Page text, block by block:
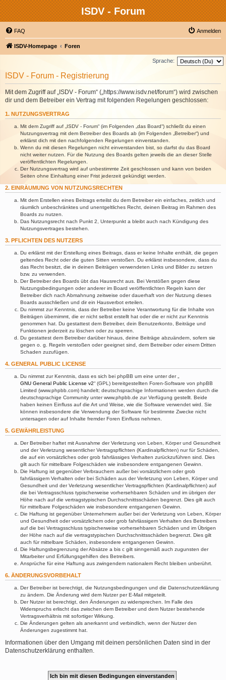
ISDV - Forum
FAQ Anmelden
ISDV-Homepage Foren
Sprache:
ISDV - Forum - Registrierung
Mit dem Zugriff auf „ISDV - Forum“ („https://www.isdv.net/forum“) wird zwischen
dir und dem Betreiber ein Vertrag mit folgenden Regelungen geschlossen:
1. NUTZUNGSVERTRAG
Mit dem Zugriff auf „ISDV - Forum“ (im Folgenden „das Board“) schließt du einen
Nutzungsvertrag mit dem Betreiber des Boards ab (im Folgenden „Betreiber“) und
erklärst dich mit den nachfolgenden Regelungen einverstanden.
Wenn du mit diesen Regelungen nicht einverstanden bist, so darfst du das Board
nicht weiter nutzen. Für die Nutzung des Boards gelten jeweils die an dieser Stelle
veröffentlichten Regelungen.
Der Nutzungsvertrag wird auf unbestimmte Zeit geschlossen und kann von beiden
Seiten ohne Einhaltung einer Frist jederzeit gekündigt werden.
2. EINRÄUMUNG VON NUTZUNGSRECHTEN
Mit dem Erstellen eines Beitrags erteilst du dem Betreiber ein einfaches, zeitlich und
räumlich unbeschränktes und unentgeltliches Recht, deinen Beitrag im Rahmen des
Boards zu nutzen.
Das Nutzungsrecht nach Punkt 2, Unterpunkt a bleibt auch nach Kündigung des
Nutzungsvertrages bestehen.
3. PFLICHTEN DES NUTZERS
Du erklärst mit der Erstellung eines Beitrags, dass er keine Inhalte enthält, die gegen
geltendes Recht oder die guten Sitten verstoßen. Du erklärst insbesondere, dass du
das Recht besitzt, die in deinen Beiträgen verwendeten Links und Bilder zu setzen
bzw. zu verwenden.
Der Betreiber des Boards übt das Hausrecht aus. Bei Verstößen gegen diese
Nutzungsbedingungen oder anderer im Board veröffentlichten Regeln kann der
Betreiber dich nach Abmahnung zeitweise oder dauerhaft von der Nutzung dieses
Boards ausschließen und dir ein Hausverbot erteilen.
Du nimmst zur Kenntnis, dass der Betreiber keine Verantwortung für die Inhalte von
Beiträgen übernimmt, die er nicht selbst erstellt hat oder die er nicht zur Kenntnis
genommen hat. Du gestattest dem Betreiber, dein Benutzerkonto, Beiträge und
Funktionen jederzeit zu löschen oder zu sperren.
Du gestattest dem Betreiber darüber hinaus, deine Beiträge abzuändern, sofern sie
gegen o. g. Regeln verstoßen oder geeignet sind, dem Betreiber oder einem Dritten
Schaden zuzufügen.
4. GENERAL PUBLIC LICENSE
Du nimmst zur Kenntnis, dass es sich bei phpBB um eine unter der „
GNU General Public License v2“ (GPL) bereitgestellten Foren-Software von phpBB
Limited (www.phpbb.com) handelt; deutschsprachige Informationen werden durch die
deutschsprachige Community unter www.phpbb.de zur Verfügung gestellt. Beide
haben keinen Einfluss auf die Art und Weise, wie die Software verwendet wird. Sie
können insbesondere die Verwendung der Software für bestimmte Zwecke nicht
untersagen oder auf Inhalte fremder Foren Einfluss nehmen.
5. GEWÄHRLEISTUNG
Der Betreiber haftet mit Ausnahme der Verletzung von Leben, Körper und Gesundheit
und der Verletzung wesentlicher Vertragspflichten (Kardinalpflichten) nur für Schäden,
die auf ein vorsätzliches oder grob fahrlässiges Verhalten zurückzuführen sind. Dies
gilt auch für mittelbare Folgeschäden wie insbesondere entgangenen Gewinn.
Die Haftung ist gegenüber Verbrauchern außer bei vorsätzlichem oder grob
fahrlässigem Verhalten oder bei Schäden aus der Verletzung von Leben, Körper und
Gesundheit und der Verletzung wesentlicher Vertragspflichten (Kardinalpflichten) auf
die bei Vertragsschluss typischerweise vorhersehbaren Schäden und im übrigen der
Höhe nach auf die vertragstypischen Durchschnittsschäden begrenzt. Dies gilt auch
für mittelbare Folgeschäden wie insbesondere entgangenen Gewinn.
Die Haftung ist gegenüber Unternehmern außer bei der Verletzung von Leben, Körper
und Gesundheit oder vorsätzlichem oder grob fahrlässigem Verhalten des Betreibers
auf die bei Vertragsschluss typischerweise vorhersehbaren Schäden und im Übrigen
der Höhe nach auf die vertragstypischen Durchschnittsschäden begrenzt. Dies gilt
auch für mittelbare Schäden, insbesondere entgangenen Gewinn.
Die Haftungsbegrenzung der Absätze a bis c gilt sinngemäß auch zugunsten der
Mitarbeiter und Erfüllungsgehilfen des Betreibers.
Ansprüche für eine Haftung aus zwingendem nationalem Recht bleiben unberührt.
6. ÄNDERUNGSVORBEHALT
Der Betreiber ist berechtigt, die Nutzungsbedingungen und die Datenschutzerklärung
zu ändern. Die Änderung wird dem Nutzer per E-Mail mitgeteilt.
Der Nutzer ist berechtigt, den Änderungen zu widersprechen. Im Falle des
Widerspruchs erlischt das zwischen dem Betreiber und dem Nutzer bestehende
Vertragsverhältnis mit sofortiger Wirkung.
Die Änderungen gelten als anerkannt und verbindlich, wenn der Nutzer den
Änderungen zugestimmt hat.
Informationen über den Umgang mit deinen persönlichen Daten sind in der
Datenschutzerklärung enthalten.